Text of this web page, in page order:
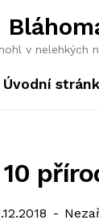
v
Úvodní